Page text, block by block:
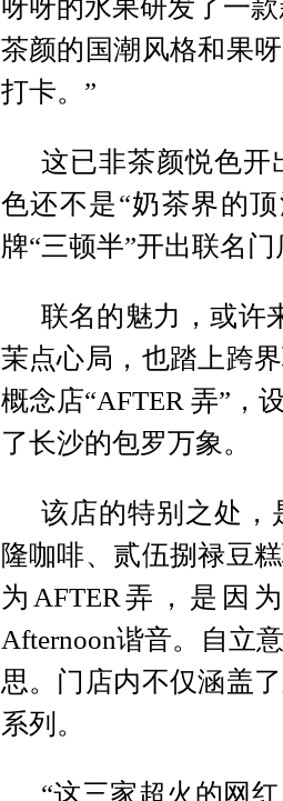
呀呀的水果研发了一
茶颜的国潮风格和果
打卡。”
这已非茶颜悦色开
色还不是“奶茶界的
牌“三顿半”开出联名
联名的魅力，或许
茉点心局，也踏上跨
概念店“AFTER 弄”，
了长沙的包罗万象。
该店的特别之处，
隆咖啡、贰伍捌禄豆
为AFTER弄，是因
Afternoon谐音。自立
思。门店内不仅涵盖
系列。
“这三家超火的网